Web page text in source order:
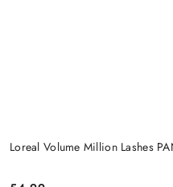
Loreal Volume Million Lashes